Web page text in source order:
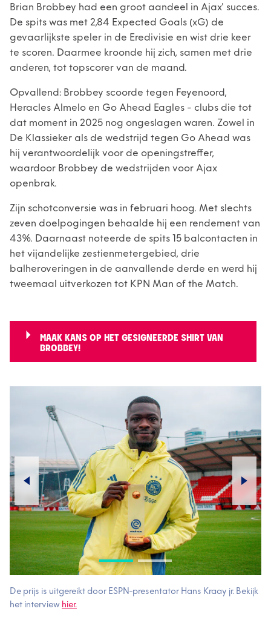
Brian Brobbey had een groot aandeel in Ajax' succes.
De spits was met 2,84 Expected Goals (xG) de
gevaarlijkste speler in de Eredivisie en wist drie keer
te scoren. Daarmee kroonde hij zich, samen met drie
anderen, tot topscorer van de maand.
Opvallend: Brobbey scoorde tegen Feyenoord,
Heracles Almelo en Go Ahead Eagles - clubs die tot
dat moment in 2025 nog ongeslagen waren. Zowel in
De Klassieker als de wedstrijd tegen Go Ahead was
hij verantwoordelijk voor de openingstreffer,
waardoor Brobbey de wedstrijden voor Ajax
openbrak.
Zijn schotconversie was in februari hoog. Met slechts
zeven doelpogingen behaalde hij een rendement van
43%. Daarnaast noteerde de spits 15 balcontacten in
het vijandelijke zestienmetergebied, drie
balheroveringen in de aanvallende derde en werd hij
tweemaal uitverkozen tot KPN Man of the Match.
MAAK KANS OP HET GESIGNEERDE SHIRT VAN
BROBBEY!
De prijs is uitgereikt door ESPN-presentator Hans Kraay jr. Bekijk
het interview hier.